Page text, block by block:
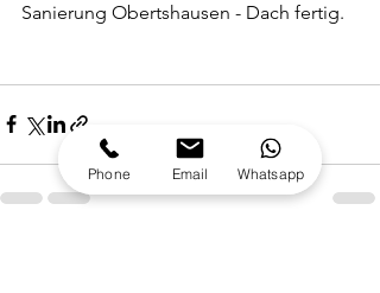
Sanierung Obertshausen - Dach fertig.
Phone Email Whatsapp